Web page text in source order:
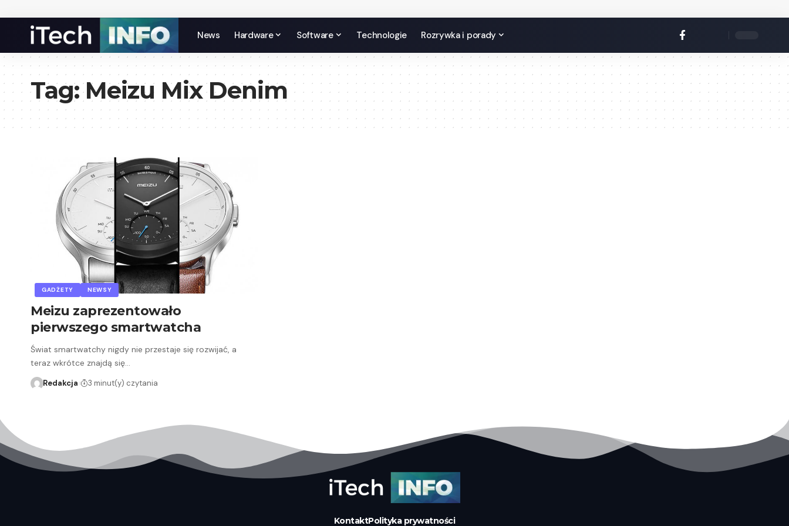
News Hardware Software Technologie Rozrywka i porady
Tag:Meizu Mix Denim
GADŻETY NEWSY
Meizu zaprezentowało
pierwszego smartwatcha
Świat smartwatchy nigdy nie przestaje się rozwijać, a
teraz wkrótce znajdą się…
Redakcja 3 minut(y) czytania
KontaktPolityka prywatności